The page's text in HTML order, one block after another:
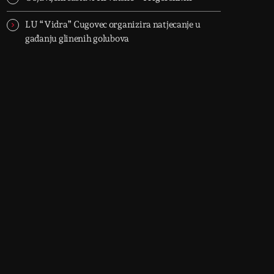
LU “Vidra” Cugovec organizira natjecanje u
gađanju glinenih golubova